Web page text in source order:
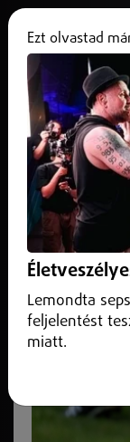
Brutális
2025. június 23.
Brutális
átlagosan havi
Ezt olvastad
Lemondta
feljelentést
miatt.